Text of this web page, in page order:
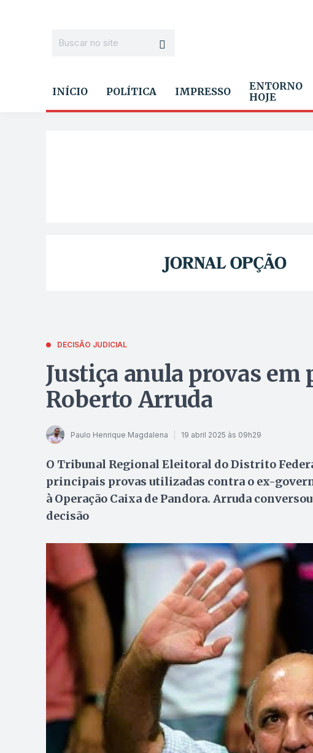
INÍCIO POLÍTICA IMPRESSO
ENTORNO
HOJE
DECISÃO JUDICIAL
Justiça anula provas em
Roberto Arruda
Paulo Henrique Magdalena 19 abril 2025 às 09h29
O Tribunal Regional Eleitoral do Distrito
principais provas utilizadas contra o ex-
à Operação Caixa de Pandora. Arruda
decisão